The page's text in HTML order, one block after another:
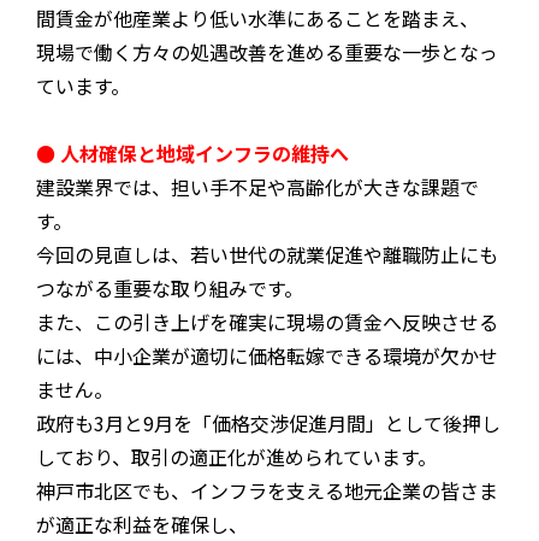
間賃金が他産業より低い水準にあることを踏まえ、
現場で働く方々の処遇改善を進める重要な一歩となっ
ています。
● 人材確保と地域インフラの維持へ
建設業界では、担い手不足や高齢化が大きな課題で
す。
今回の見直しは、若い世代の就業促進や離職防止にも
つながる重要な取り組みです。
また、この引き上げを確実に現場の賃金へ反映させる
には、中小企業が適切に価格転嫁できる環境が欠かせ
ません。
政府も3月と9月を「価格交渉促進月間」として後押し
しており、取引の適正化が進められています。
神戸市北区でも、インフラを支える地元企業の皆さま
が適正な利益を確保し、